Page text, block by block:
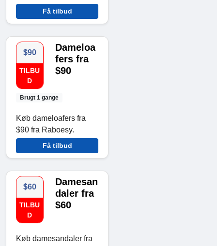
Få tilbud
$90
TILBU
D
Brugt 1 gange
Dameloa
fers fra
$90
Køb dameloafers fra
$90 fra Raboesy.
Få tilbud
$60
TILBU
D
Damesan
daler fra
$60
Køb damesandaler fra